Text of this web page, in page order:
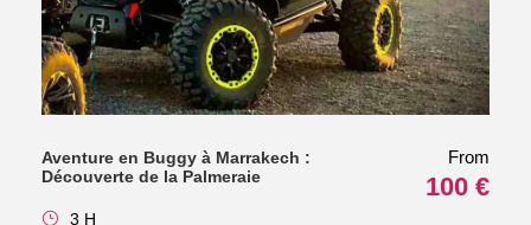
Aventure en Buggy à Marrakech :
Découverte de la Palmeraie
From
100 €
3 H